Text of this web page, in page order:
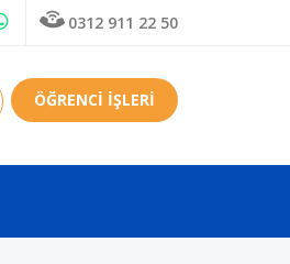
0312 911 22 50
ÖĞRENCİ İŞLERİ